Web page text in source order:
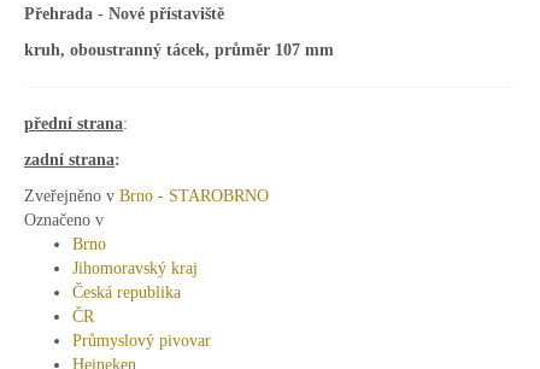
Přehrada - Nové přístaviště
kruh, oboustranný tácek, průměr 107 mm
přední strana:
zadní strana:
Zveřejněno v Brno - STAROBRNO
Označeno v
Brno
Jihomoravský kraj
Česká republika
ČR
Průmyslový pivovar
Heineken